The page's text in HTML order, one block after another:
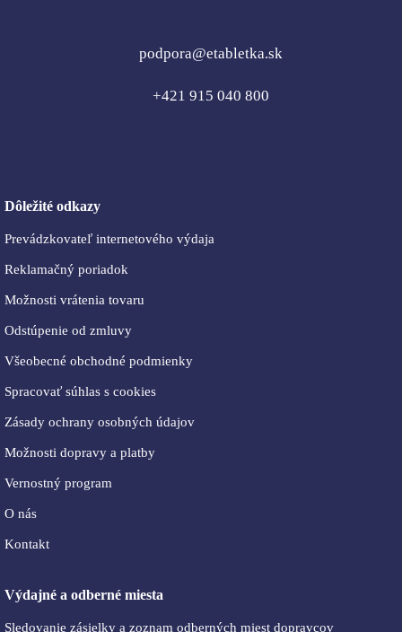
podpora@etabletka.sk
+421 915 040 800
Dôležité odkazy
Prevádzkovateľ internetového výdaja
Reklamačný poriadok
Možnosti vrátenia tovaru
Odstúpenie od zmluvy
Všeobecné obchodné podmienky
Spracovať súhlas s cookies
Zásady ochrany osobných údajov
Možnosti dopravy a platby
Vernostný program
O nás
Kontakt
Výdajné a odberné miesta
Sledovanie zásielky a zoznam odberných miest dopravcov